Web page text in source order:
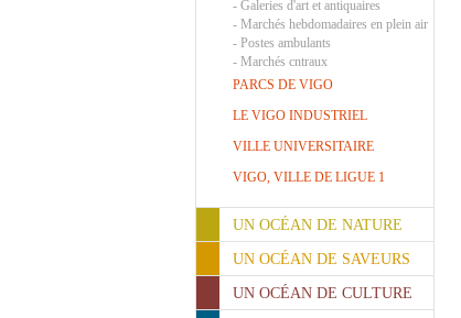
- Galeries d'art et antiquaires
- Marchés hebdomadaires en plein air
- Postes ambulants
- Marchés cntraux
PARCS DE VIGO
LE VIGO INDUSTRIEL
VILLE UNIVERSITAIRE
VIGO, VILLE DE LIGUE 1
UN OCÉAN DE NATURE
UN OCÉAN DE SAVEURS
UN OCÉAN DE CULTURE